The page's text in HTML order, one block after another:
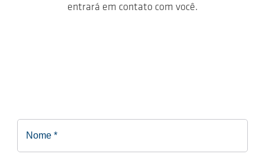
entrará em contato com você.